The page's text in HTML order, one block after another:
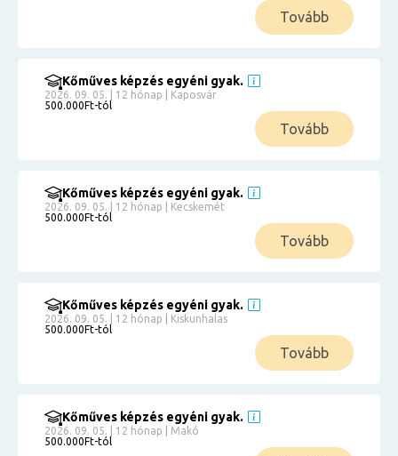
Tovább
Kőműves képzés egyéni gyak.
2026. 09. 05. | 12 hónap | Kaposvár
500.000Ft-tól
Tovább
Kőműves képzés egyéni gyak.
2026. 09. 05. | 12 hónap | Kecskemét
500.000Ft-tól
Tovább
Kőműves képzés egyéni gyak.
2026. 09. 05. | 12 hónap | Kiskunhalas
500.000Ft-tól
Tovább
Kőműves képzés egyéni gyak.
2026. 09. 05. | 12 hónap | Makó
500.000Ft-tól